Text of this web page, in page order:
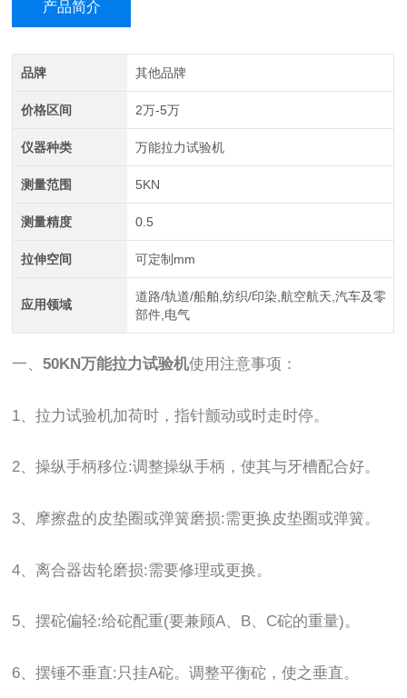
产品简介
品牌 其他品牌
价格区间 2万-5万
仪器种类 万能拉力试验机
测量范围 5KN
测量精度 0.5
拉伸空间 可定制mm
应用领域
道路/轨道/船舶,纺织/印染,航空航天,汽车及零
部件,电气
一、50KN万能拉力试验机使用注意事项：
1、拉力试验机加荷时，指针颤动或时走时停。
2、操纵手柄移位:调整操纵手柄，使其与牙槽配合好。
3、摩擦盘的皮垫圈或弹簧磨损:需更换皮垫圈或弹簧。
4、离合器齿轮磨损:需要修理或更换。
5、摆砣偏轻:给砣配重(要兼顾A、B、C砣的重量)。
6、摆锤不垂直:只挂A砣。调整平衡砣，使之垂直。